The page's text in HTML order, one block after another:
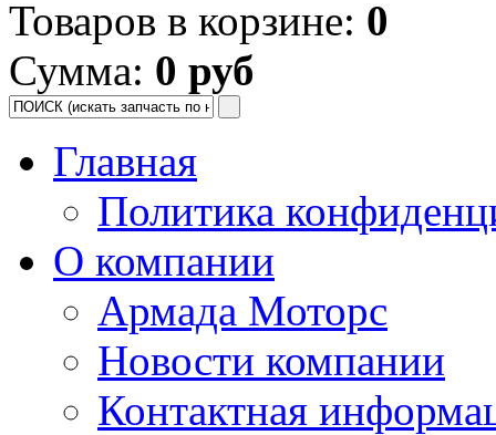
Товаров в корзине: 0
Сумма: 0 руб
Главная
Политика
О компании
Армада Моторс
Новости компании
Контактная